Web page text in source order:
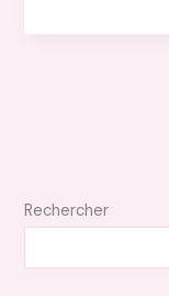
l’utilisation
Rechercher